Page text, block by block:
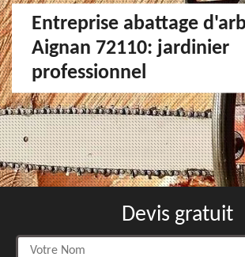
Entreprise abattage
Aignan 72110: jardinier
professionnel
Devis gratuit